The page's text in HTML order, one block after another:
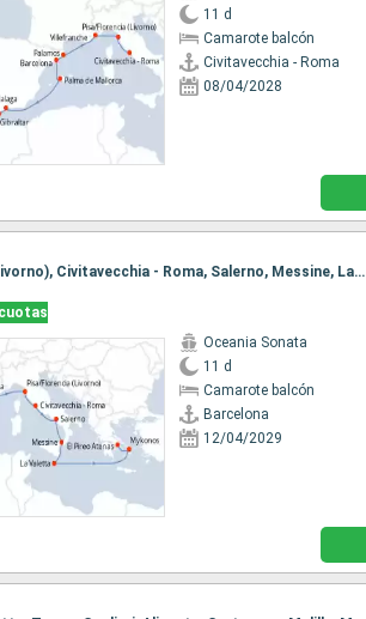
11 d
Camarote balcón
Civitavecchia - Roma
08/04/2028
Itinerario : Barcelona, Palamos, Marsella, Pisa/Florencia (Livorno), Civitavecchia - Roma, Salerno, Messine, La Valetta, Mykonos, El Pireo Atenas
Oceania Sonata
11 d
Camarote balcón
Barcelona
12/04/2029